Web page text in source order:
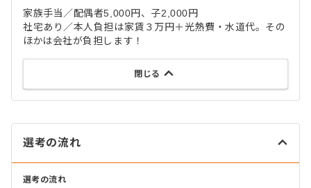
家族手当／配偶者5,000円、子2,000円
社宅あり／本人負担は家賃３万円＋光熱費・水道代。その
ほかは会社が負担します！
閉じる
選考の流れ
選考の流れ